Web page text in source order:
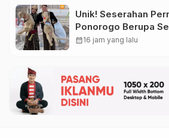
Unik! Seserahan
Ponorogo Berupa
Merino
calendar_month16 jam yang lalu